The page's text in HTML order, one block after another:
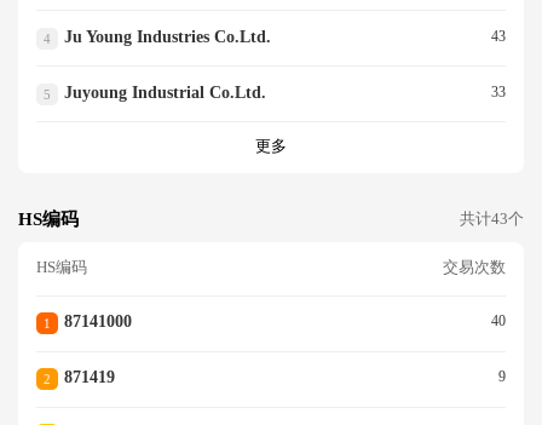
4 Ju Young Industries Co.ltd. 43
5 Juyoung Industrial Co.ltd. 33
更多
HS编码 共计43个
HS编码 交易次数
1 87141000 40
2 871419 9